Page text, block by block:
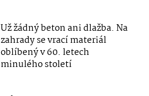
Už žádný beton ani dlažba. Na
zahrady se vrací materiál
oblíbený v 60. letech
minulého století